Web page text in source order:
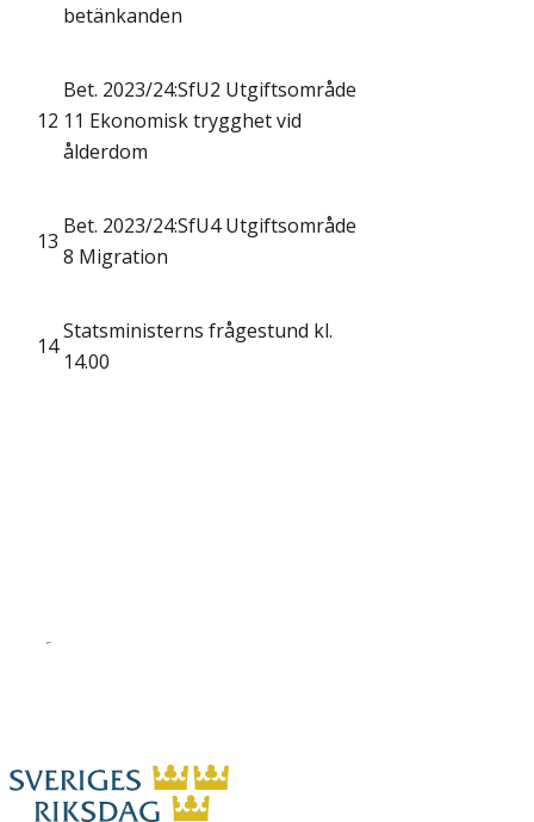
betänkanden
12
Bet. 2023/24:SfU2 Utgiftsområde
11 Ekonomisk trygghet vid
ålderdom
13
Bet. 2023/24:SfU4 Utgiftsområde
8 Migration
14
Statsministerns frågestund kl.
14.00